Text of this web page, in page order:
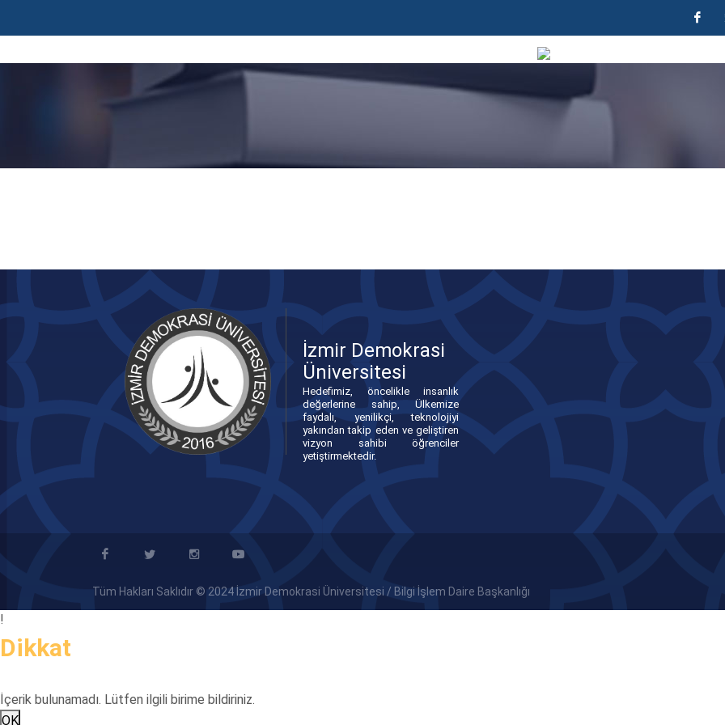
İzmir Demokrasi
Üniversitesi
Hedefimiz, öncelikle insanlık
değerlerine sahip, Ülkemize
faydalı, yenilikçi, teknolojiyi
yakından takip eden ve geliştiren
vizyon sahibi öğrenciler
yetiştirmektedir.
Tüm Hakları Saklıdır © 2024 İzmir Demokrasi Üniversitesi / Bilgi İşlem Daire Başkanlığı
!
Dikkat
İçerik bulunamadı. Lütfen ilgili birime bildiriniz.
OK